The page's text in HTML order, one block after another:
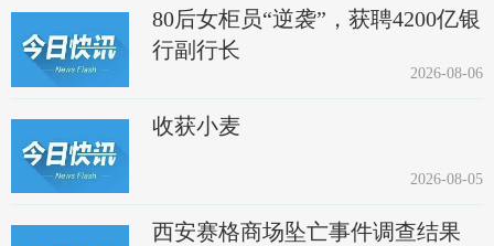
80后女柜员“逆袭”，获聘4200亿银
行副行长
2026-08-06
收获小麦
2026-08-05
西安赛格商场坠亡事件调查结果